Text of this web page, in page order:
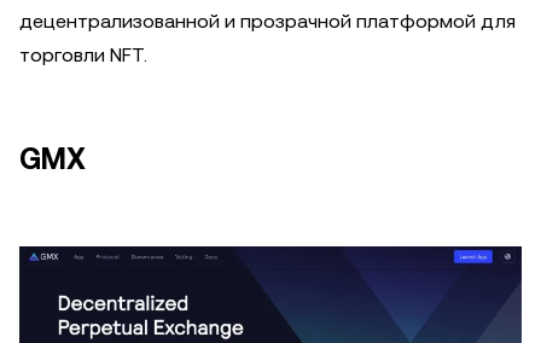
децентрализованной и прозрачной платформой для
торговли NFT.
GMX